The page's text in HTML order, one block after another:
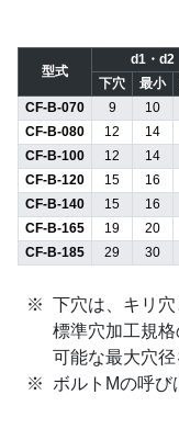
型式
d1・d2
下穴 最小
CF-B-070
9 10
CF-B-080
12 14
CF-B-100
12 14
CF-B-120
15 16
CF-B-140
15 16
CF-B-165
19 20
CF-B-185
29 30
下穴は、キリ
標準穴加工規
可能な最大穴径
ボルトMの呼び